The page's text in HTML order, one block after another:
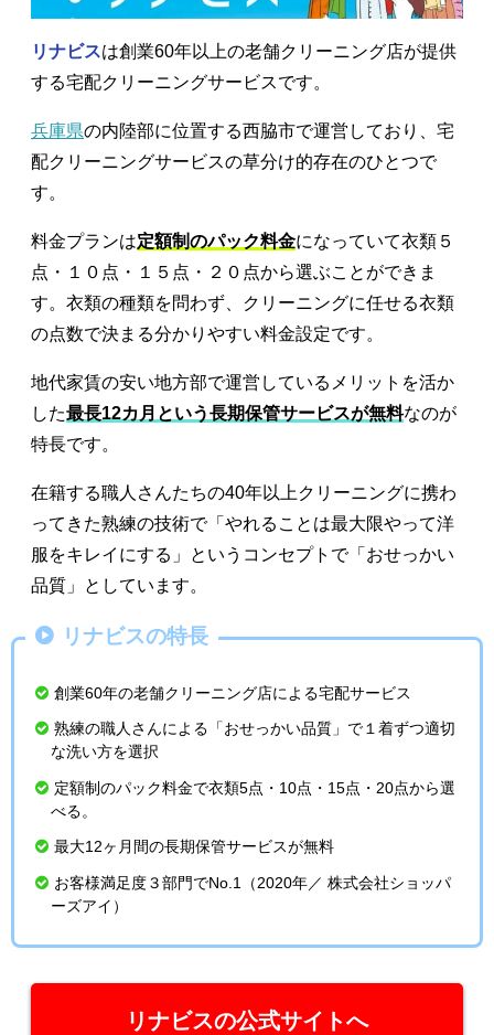
リナビスは創業60年以上の老舗クリーニング店が提供
する宅配クリーニングサービスです。
兵庫県の内陸部に位置する西脇市で運営しており、宅
配クリーニングサービスの草分け的存在のひとつで
す。
料金プランは定額制のパック料金になっていて衣類５
点・１０点・１５点・２０点から選ぶことができま
す。衣類の種類を問わず、クリーニングに任せる衣類
の点数で決まる分かりやすい料金設定です。
地代家賃の安い地方部で運営しているメリットを活か
した最長12カ月という長期保管サービスが無料なのが
特長です。
在籍する職人さんたちの40年以上クリーニングに携わ
ってきた熟練の技術で「やれることは最大限やって洋
服をキレイにする」というコンセプトで「おせっかい
品質」としています。
リナビスの特長
創業60年の老舗クリーニング店による宅配サービス
熟練の職人さんによる「おせっかい品質」で１着ずつ適切
な洗い方を選択
定額制のパック料金で衣類5点・10点・15点・20点から選
べる。
最大12ヶ月間の長期保管サービスが無料
お客様満足度３部門でNo.1（2020年／ 株式会社ショッパ
ーズアイ）
リナビスの公式サイトへ